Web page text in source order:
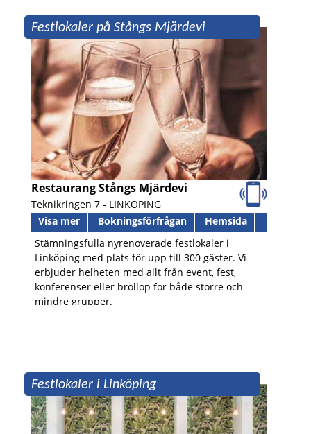
Festlokaler på Stångs Mjärdevi
Restaurang Stångs Mjärdevi
Teknikringen 7 - LINKÖPING
Visa mer
Bokningsförfrågan
Hemsida
Stämningsfulla nyrenoverade festlokaler i
Linköping med plats för upp till 300 gäster. Vi
erbjuder helheten med allt från event, fest,
konferenser eller bröllop för både större och
mindre grupper.
Festlokaler i Linköping